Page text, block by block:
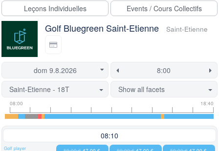
Leçons Individuelles
Events / Cours Collectifs
Golf Bluegreen Saint-Etienne Saint-Etienne
Saint-Etienne - 18T
Show all facets
Tee
time
Flight
slot
This
start
08:00 18:40
08:10
Golf player